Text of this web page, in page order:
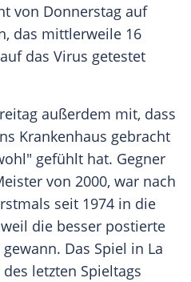
von Donnerstag auf
das mittlerweile 16
das Virus getestet
außerdem mit, dass
Krankenhaus gebracht
gefühlt hat. Gegner
von 2000, war nach
seit 1974 in die
die besser postierte
Das Spiel in La
letzten Spieltags